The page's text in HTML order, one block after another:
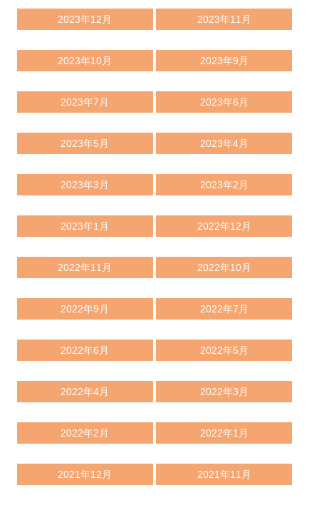
2023年12月 2023年11月
2023年10月 2023年9月
2023年7月 2023年6月
2023年5月 2023年4月
2023年3月 2023年2月
2023年1月 2022年12月
2022年11月 2022年10月
2022年9月 2022年7月
2022年6月 2022年5月
2022年4月 2022年3月
2022年2月 2022年1月
2021年12月 2021年11月